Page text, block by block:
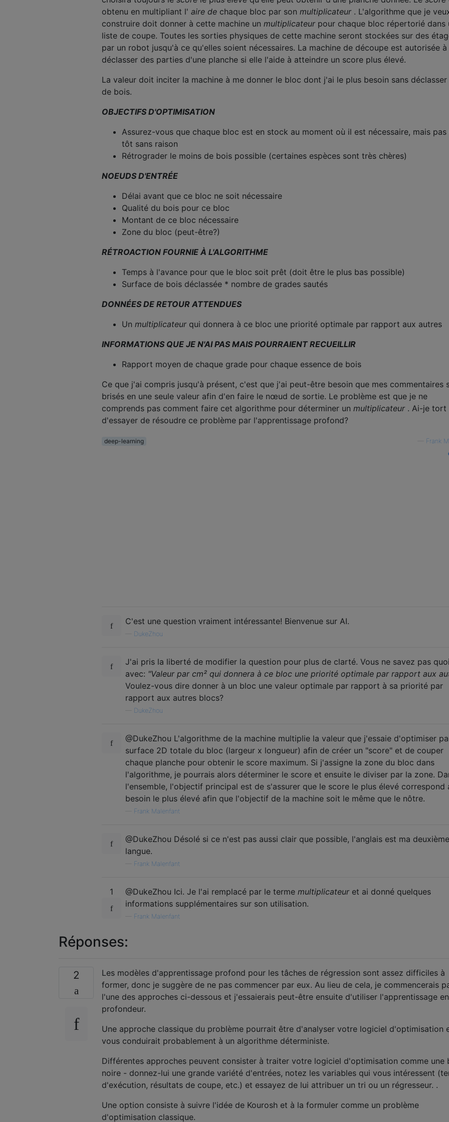
obtenu en multipliant l' aire de chaque bloc par son multiplicateur . L'algorithme que je
construire doit donner à cette machine un multiplicateur pour chaque bloc répertorié dans
liste de coupe. Toutes les sorties physiques de cette machine seront stockées sur des
par un robot jusqu'à ce qu'elles soient nécessaires. La machine de découpe est autorisée à
déclasser des parties d'une planche si elle l'aide à atteindre un score plus élevé.
La valeur doit inciter la machine à me donner le bloc dont j'ai le plus besoin sans
de bois.
OBJECTIFS D'OPTIMISATION
Assurez-vous que chaque bloc est en stock au moment où il est nécessaire, mais
tôt sans raison
Rétrograder le moins de bois possible (certaines espèces sont très chères)
NOEUDS D'ENTRÉE
Délai avant que ce bloc ne soit nécessaire
Qualité du bois pour ce bloc
Montant de ce bloc nécessaire
Zone du bloc (peut-être?)
RÉTROACTION FOURNIE À L'ALGORITHME
Temps à l'avance pour que le bloc soit prêt (doit être le plus bas possible)
Surface de bois déclassée * nombre de grades sautés
DONNÉES DE RETOUR ATTENDUES
Un multiplicateur qui donnera à ce bloc une priorité optimale par rapport aux autres
INFORMATIONS QUE JE N'AI PAS MAIS POURRAIENT RECUEILLIR
Rapport moyen de chaque grade pour chaque essence de bois
Ce que j'ai compris jusqu'à présent, c'est que j'ai peut-être besoin que mes commentaires
brisés en une seule valeur afin d'en faire le nœud de sortie. Le problème est que je ne
comprends pas comment faire cet algorithme pour déterminer un multiplicateur . Ai-je tort
d'essayer de résoudre ce problème par l'apprentissage profond?
deep-learning
Frank
C'est une question vraiment intéressante! Bienvenue sur AI.
DukeZhou
J'ai pris la liberté de modifier la question pour plus de clarté. Vous ne savez pas
avec: "Valeur par cm² qui donnera à ce bloc une priorité optimale par rapport aux
Voulez-vous dire donner à un bloc une valeur optimale par rapport à sa priorité par
rapport aux autres blocs?
DukeZhou
@DukeZhou L'algorithme de la machine multiplie la valeur que j'essaie d'optimiser
surface 2D totale du bloc (largeur x longueur) afin de créer un "score" et de couper
chaque planche pour obtenir le score maximum. Si j'assigne la zone du bloc dans
l'algorithme, je pourrais alors déterminer le score et ensuite le diviser par la zone.
l'ensemble, l'objectif principal est de s'assurer que le score le plus élevé correspond
besoin le plus élevé afin que l'objectif de la machine soit le même que le nôtre.
Frank Malenfant
@DukeZhou Désolé si ce n'est pas aussi clair que possible, l'anglais est ma deuxième
langue.
Frank Malenfant
1 @DukeZhou Ici. Je l'ai remplacé par le terme multiplicateur et ai donné quelques
informations supplémentaires sur son utilisation.
Frank Malenfant
Réponses:
2
Les modèles d'apprentissage profond pour les tâches de régression sont assez difficiles à
former, donc je suggère de ne pas commencer par eux. Au lieu de cela, je commencerais
l'une des approches ci-dessous et j'essaierais peut-être ensuite d'utiliser l'apprentissage en
profondeur.
Une approche classique du problème pourrait être d'analyser votre logiciel d'optimisation
vous conduirait probablement à un algorithme déterministe.
Différentes approches peuvent consister à traiter votre logiciel d'optimisation comme une
noire - donnez-lui une grande variété d'entrées, notez les variables qui vous intéressent
d'exécution, résultats de coupe, etc.) et essayez de lui attribuer un tri ou un régresseur. .
Une option consiste à suivre l'idée de Kourosh et à la formuler comme un problème
d'optimisation classique.